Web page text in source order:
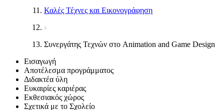
Καλές Τέχνες και Εικονογράφηση
Συνεργάτης Τεχνών στο Animation and Game Design
Εισαγωγή
Αποτέλεσμα προγράμματος
Διδακτέα ύλη
Ευκαιρίες καριέρας
Εκθεσιακός χώρος
Σχετικά με το Σχολείο